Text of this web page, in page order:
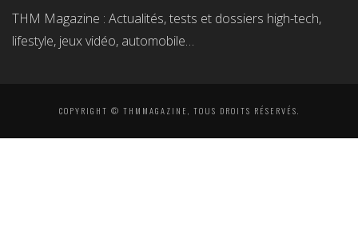
THM Magazine : Actualités, tests et dossiers high-tech,
lifestyle, jeux vidéo, automobile…
COPYRIGHT © THMMAGAZINE, TOUS DROITS RÉSERVÉS.